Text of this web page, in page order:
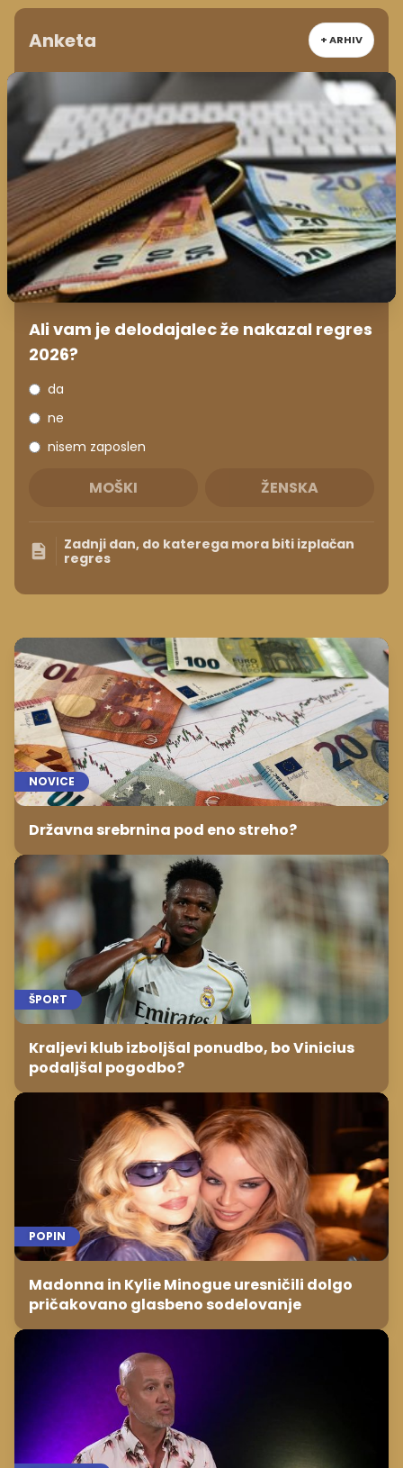
Anketa + ARHIV
Ali vam je delodajalec že nakazal regres
2026?
da
ne
nisem zaposlen
MOŠKI ŽENSKA
Zadnji dan, do katerega mora biti izplačan
regres
NOVICE
Državna srebrnina pod eno streho?
ŠPORT
Kraljevi klub izboljšal ponudbo, bo Vinicius
podaljšal pogodbo?
POPIN
Madonna in Kylie Minogue uresničili dolgo
pričakovano glasbeno sodelovanje